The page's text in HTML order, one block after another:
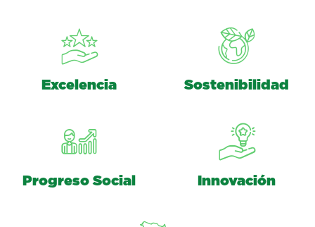
Excelencia Sostenibilidad
Progreso Social Innovación